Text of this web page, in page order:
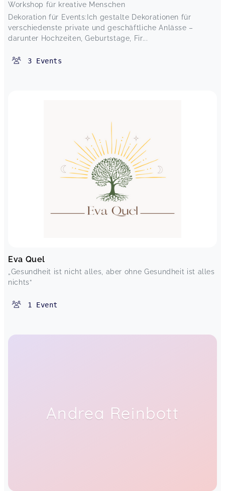
Workshop für kreative Menschen
Dekoration für Events:Ich gestalte Dekorationen für
verschiedenste private und geschäftliche Anlässe –
darunter Hochzeiten, Geburtstage, Fir...
3 Events
Eva Quel
„Gesundheit ist nicht alles, aber ohne Gesundheit ist alles
nichts“
1 Event
Andrea Reinbott